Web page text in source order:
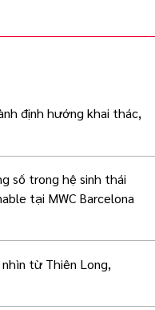
định hướng khai thác,
số trong hệ sinh thái
tại MWC Barcelona
nhìn từ Thiên Long,